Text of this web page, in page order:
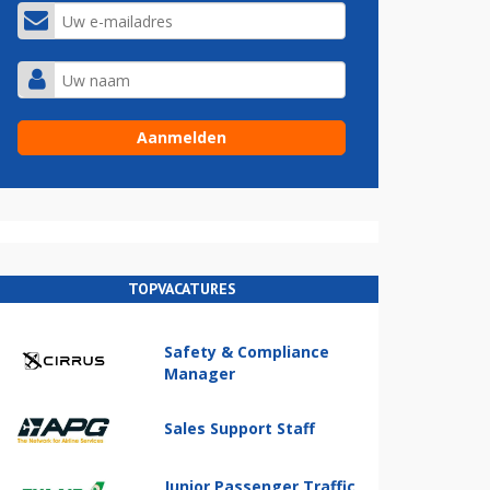
TOPVACATURES
Safety & Compliance
Manager
Sales Support Staff